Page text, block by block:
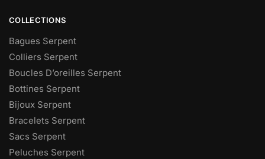
COLLECTIONS
Bagues Serpent
Colliers Serpent
Boucles D’oreilles Serpent
Bottines Serpent
Bijoux Serpent
Bracelets Serpent
Sacs Serpent
Peluches Serpent